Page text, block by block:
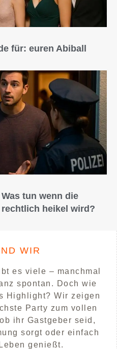
für: euren Abiball
tun wenn die
heikel wird?
WIR
es viele – manchmal
spontan. Doch wie
Highlight? Wir zeigen
Party zum vollen
ihr Gastgeber seid,
sorgt oder einfach
genießt.